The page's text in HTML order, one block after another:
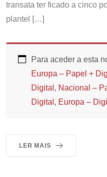
transata ter ficado a cinco
plantel […]
Para aceder a esta
Europa – Papel +
Digital , Nacional –
Digital , Europa –
LER MAIS